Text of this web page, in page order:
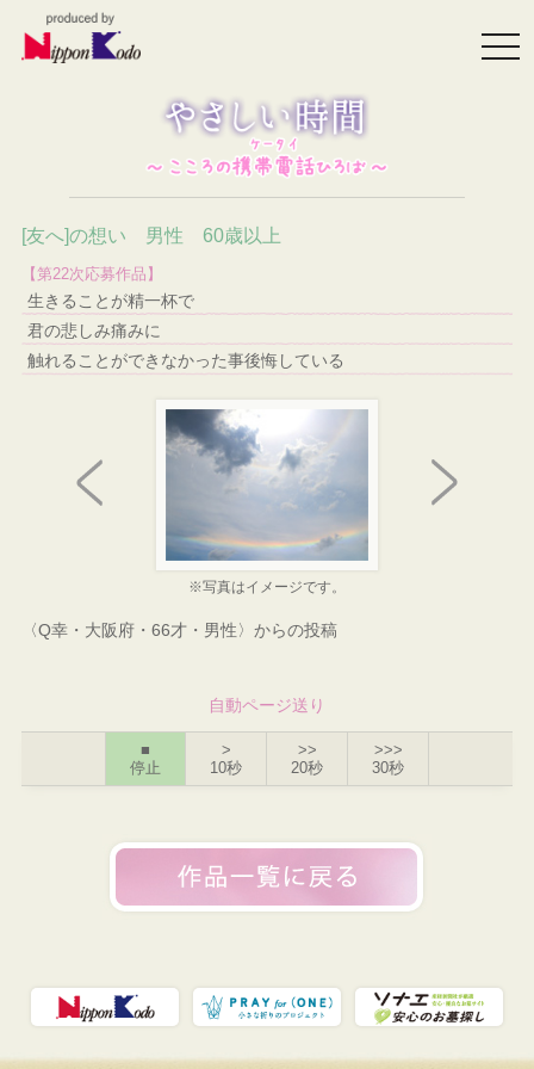
[友へ]の想い 男性 60歳以上
【第22次応募作品】
生きることが精一杯で
君の悲しみ痛みに
触れることができなかった事後悔している
※写真はイメージです。
〈Q幸・大阪府・66才・男性〉からの投稿
自動ページ送り
■
停止
>
10秒
>>
20秒
>>>
30秒